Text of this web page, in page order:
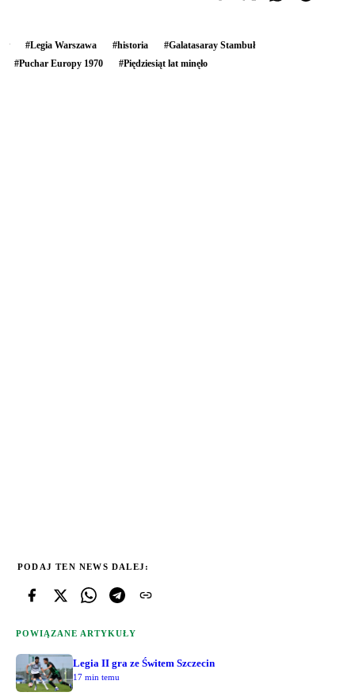
#Legia Warszawa #historia #Galatasaray Stambuł
#Puchar Europy 1970 #Piędziesiąt lat minęło
PODAJ TEN NEWS DALEJ:
POWIĄZANE ARTYKUŁY
Legia II gra ze Świtem Szczecin
17 min temu